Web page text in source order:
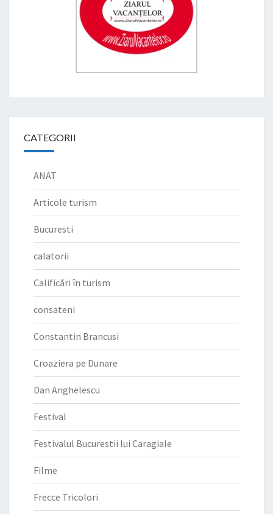
CATEGORII
ANAT
Articole turism
Bucuresti
calatorii
Calificări în turism
consateni
Constantin Brancusi
Croaziera pe Dunare
Dan Anghelescu
Festival
Festivalul Bucurestii lui Caragiale
Filme
Frecce Tricolori